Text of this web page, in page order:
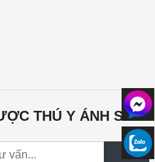
THÚ Y ÁNH SAO